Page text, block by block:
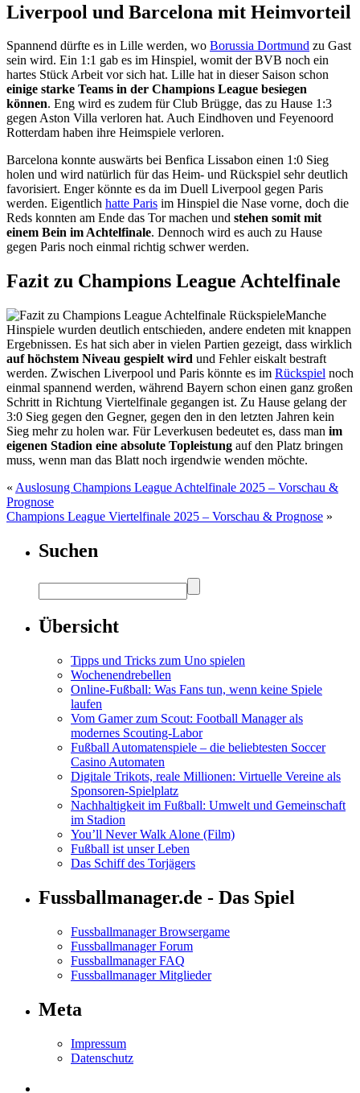
Liverpool und Barcelona mit Heimvorteil
Spannend dürfte es in Lille werden, wo Borussia Dortmund zu Gast
sein wird. Ein 1:1 gab es im Hinspiel, womit der BVB noch ein
hartes Stück Arbeit vor sich hat. Lille hat in dieser Saison schon
einige starke Teams in der Champions League besiegen
können. Eng wird es zudem für Club Brügge, das zu Hause 1:3
gegen Aston Villa verloren hat. Auch Eindhoven und Feyenoord
Rotterdam haben ihre Heimspiele verloren.
Barcelona konnte auswärts bei Benfica Lissabon einen 1:0 Sieg
holen und wird natürlich für das Heim- und Rückspiel sehr deutlich
favorisiert. Enger könnte es da im Duell Liverpool gegen Paris
werden. Eigentlich hatte Paris im Hinspiel die Nase vorne, doch die
Reds konnten am Ende das Tor machen und stehen somit mit
einem Bein im Achtelfinale. Dennoch wird es auch zu Hause
gegen Paris noch einmal richtig schwer werden.
Fazit zu Champions League Achtelfinale
Manche
Hinspiele wurden deutlich entschieden, andere endeten mit knappen
Ergebnissen. Es hat sich aber in vielen Partien gezeigt, dass wirklich
auf höchstem Niveau gespielt wird und Fehler eiskalt bestraft
werden. Zwischen Liverpool und Paris könnte es im Rückspiel noch
einmal spannend werden, während Bayern schon einen ganz großen
Schritt in Richtung Viertelfinale gegangen ist. Zu Hause gelang der
3:0 Sieg gegen den Gegner, gegen den in den letzten Jahren kein
Sieg mehr zu holen war. Für Leverkusen bedeutet es, dass man im
eigenen Stadion eine absolute Topleistung auf den Platz bringen
muss, wenn man das Blatt noch irgendwie wenden möchte.
« Auslosung Champions League Achtelfinale 2025 – Vorschau &
Prognose
Champions League Viertelfinale 2025 – Vorschau & Prognose »
Suchen
Übersicht
Tipps und Tricks zum Uno spielen
Wochenendrebellen
Online-Fußball: Was Fans tun, wenn keine Spiele
laufen
Vom Gamer zum Scout: Football Manager als
modernes Scouting-Labor
Fußball Automatenspiele – die beliebtesten Soccer
Casino Automaten
Digitale Trikots, reale Millionen: Virtuelle Vereine als
Sponsoren-Spielplatz
Nachhaltigkeit im Fußball: Umwelt und Gemeinschaft
im Stadion
You’ll Never Walk Alone (Film)
Fußball ist unser Leben
Das Schiff des Torjägers
Fussballmanager.de - Das Spiel
Fussballmanager Browsergame
Fussballmanager Forum
Fussballmanager FAQ
Fussballmanager Mitglieder
Meta
Impressum
Datenschutz